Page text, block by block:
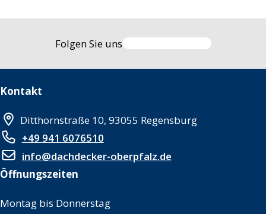
Folgen Sie uns
Kontakt
Ditthornstraße 10, 93055 Regensburg
+49 941 6076510
info@dachdecker-oberpfalz.de
Öffnungszeiten
Montag bis Donnerstag